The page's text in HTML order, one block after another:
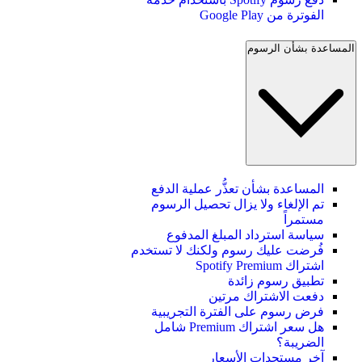
الفوترة من Google Play
المساعدة بشأن الرسوم
المساعدة بشأن تعذُّر عملية الدفع
تم الإلغاء ولا يزال تحصيل الرسوم
مستمراً
سياسة استرداد المبلغ المدفوع
فُرضت عليك رسوم ولكنك لا تستخدم
اشتراك Spotify Premium
تطبيق رسوم زائدة
دفعت الاشتراك مرتين
فرض رسوم على الفترة التجريبية
هل سعر اشتراك Premium شامل
الضريبة؟
آخر مستجدات الأسعار